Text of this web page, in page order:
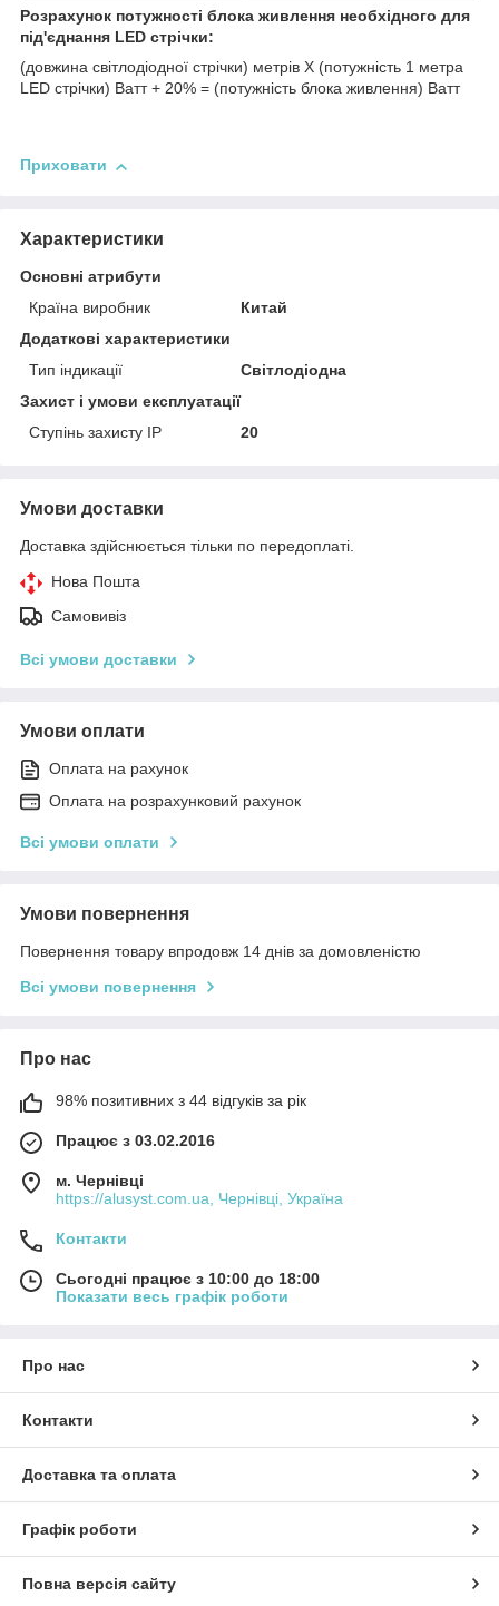
Розрахунок потужності блока живлення необхідного для
під'єднання LED стрічки:
(довжина світлодіодної стрічки) метрів Х (потужність 1 метра
LED стрічки) Ватт + 20% = (потужність блока живлення) Ватт
Приховати
Характеристики
Основні атрибути
Країна виробник
Китай
Додаткові характеристики
Тип індикації
Світлодіодна
Захист і умови експлуатації
Ступінь захисту IP
20
Умови доставки
Доставка здійснюється тільки по передоплаті.
Нова Пошта
Самовивіз
Всі умови доставки
Умови оплати
Оплата на рахунок
Оплата на розрахунковий рахунок
Всі умови оплати
Умови повернення
Повернення товару впродовж 14 днів за домовленістю
Всі умови повернення
Про нас
98% позитивних з 44 відгуків за рік
Працює з 03.02.2016
м. Чернівці
https://alusyst.com.ua, Чернівці, Україна
Контакти
Сьогодні працює з 10:00 до 18:00
Показати весь графік роботи
Про нас
Контакти
Доставка та оплата
Графік роботи
Повна версія сайту